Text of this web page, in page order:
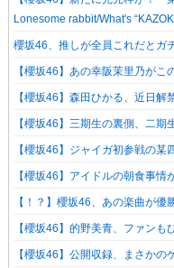
Lonesome rabbit/What's
櫻坂46、推しが全員これだとガ
【櫻坂46】あの幸阪茉里乃が
【櫻坂46】森田ひかる、近日解
【櫻坂46】三期生の裏側、二期
【櫻坂46】ジャイガ初参戦の
【櫻坂46】アイドルの朝食事情
【！？】櫻坂46、あの楽曲が優
【櫻坂46】的野美青、ファンも
【櫻坂46】公開収録、まさかの